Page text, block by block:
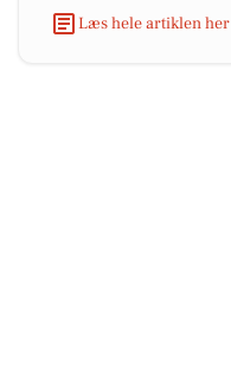
Læs hele artiklen her